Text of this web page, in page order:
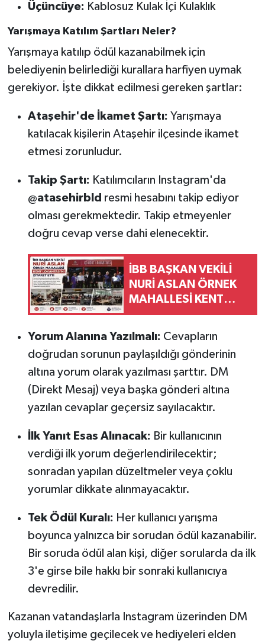
Üçüncüye: Kablosuz Kulak İçi Kulaklık
Yarışmaya Katılım Şartları Neler?
Yarışmaya katılıp ödül kazanabilmek için
belediyenin belirlediği kurallara harfiyen uymak
gerekiyor. İşte dikkat edilmesi gereken şartlar:
Ataşehir'de İkamet Şartı: Yarışmaya
katılacak kişilerin Ataşehir ilçesinde ikamet
etmesi zorunludur.
Takip Şartı: Katılımcıların Instagram'da
@atasehirbld resmi hesabını takip ediyor
olması gerekmektedir. Takip etmeyenler
doğru cevap verse dahi elenecektir.
İBB BAŞKAN VEKİLİ
NURİ ASLAN ÖRNEK
MAHALLESİ KENT
LOKANTASI'NI
Yorum Alanına Yazılmalı: Cevapların
doğrudan sorunun paylaşıldığı gönderinin
altına yorum olarak yazılması şarttır. DM
(Direkt Mesaj) veya başka gönderi altına
yazılan cevaplar geçersiz sayılacaktır.
İlk Yanıt Esas Alınacak: Bir kullanıcının
verdiği ilk yorum değerlendirilecektir;
sonradan yapılan düzeltmeler veya çoklu
yorumlar dikkate alınmayacaktır.
Tek Ödül Kuralı: Her kullanıcı yarışma
boyunca yalnızca bir sorudan ödül kazanabilir.
Bir soruda ödül alan kişi, diğer sorularda da ilk
3'e girse bile hakkı bir sonraki kullanıcıya
devredilir.
Kazanan vatandaşlarla Instagram üzerinden DM
yoluyla iletişime geçilecek ve hediyeleri elden